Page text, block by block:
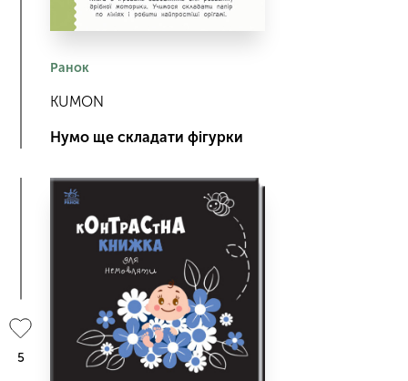
Ранок
KUMON
Нумо ще складати фігурки
5